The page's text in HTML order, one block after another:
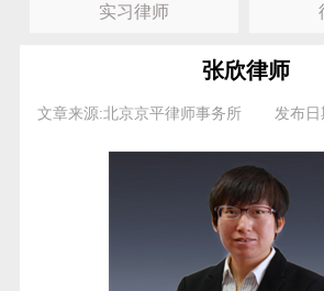
实习律师
张欣律师
文章来源:北京京平律师事务所 发布